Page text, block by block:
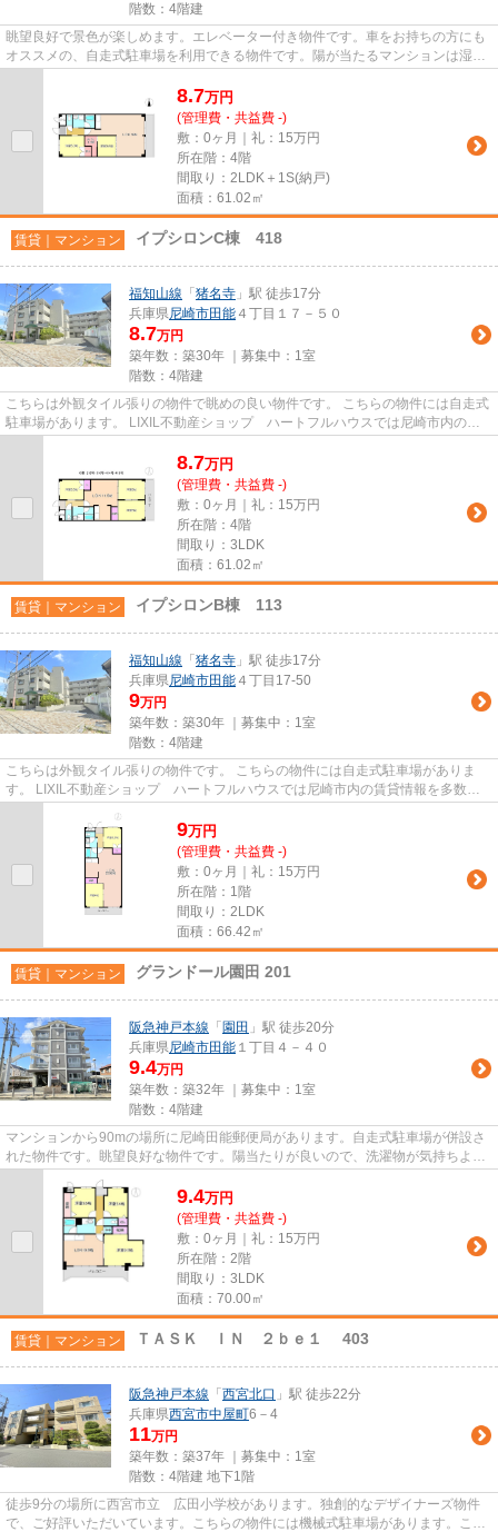
階数：4階建
眺望良好で景色が楽しめます。エレベーター付き物件です。車をお持ちの方にも
オススメの、自走式駐車場を利用できる物件です。陽が当たるマンションは湿気
8.7万円
(管理費・共益費 -)
敷：0ヶ月｜礼：15万円
所在階：4階
間取り：2LDK＋1S(納戸)
面積：61.02㎡
賃貸｜マンション イプシロンC棟 418
福知山線 「 猪名寺 」駅 徒歩17分
兵庫県尼崎市田能 ４丁目１７－５０
8.7万円
築年数：築30年 ｜募集中： 1室
階数：4階建
こちらは外観タイル張りの物件で眺めの良い物件です。 こちらの物件には自走式
駐車場があります。 LIXIL不動産ショップ ハートフルハウスでは尼崎市内の賃
8.7万円
(管理費・共益費 -)
敷：0ヶ月｜礼：15万円
所在階：4階
間取り：3LDK
面積：61.02㎡
賃貸｜マンション イプシロンB棟 113
福知山線 「 猪名寺 」駅 徒歩17分
兵庫県尼崎市田能 ４丁目17-50
9万円
築年数：築30年 ｜募集中： 1室
階数：4階建
こちらは外観タイル張りの物件です。 こちらの物件には自走式駐車場がありま
す。 LIXIL不動産ショップ ハートフルハウスでは尼崎市内の賃貸情報を多数ご
9万円
(管理費・共益費 -)
敷：0ヶ月｜礼：15万円
所在階：1階
間取り：2LDK
面積：66.42㎡
賃貸｜マンション グランドール園田 201
阪急神戸本線 「 園田 」駅 徒歩20分
兵庫県尼崎市田能 １丁目４－４０
9.4万円
築年数：築32年 ｜募集中： 1室
階数：4階建
マンションから90mの場所に尼崎田能郵便局があります。自走式駐車場が併設さ
れた物件です。眺望良好な物件です。陽当たりが良いので、洗濯物が気持ちよく
9.4万円
(管理費・共益費 -)
敷：0ヶ月｜礼：15万円
所在階：2階
間取り：3LDK
面積：70.00㎡
賃貸｜マンション ＴＡＳＫ ＩＮ ２ｂｅ１ 403
阪急神戸本線 「 西宮北口 」駅 徒歩22分
兵庫県西宮市中屋町6－4
11万円
築年数：築37年 ｜募集中： 1室
階数：4階建 地下1階
徒歩9分の場所に西宮市立 広田小学校があります。独創的なデザイナーズ物件
で、ご好評いただいています。こちらの物件には機械式駐車場があります。こち